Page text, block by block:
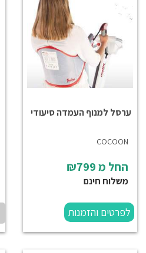
ערסל למנוף העמדה סיעודי
COCOON
החל מ
משלוח חינם
לפרטים והזמנות